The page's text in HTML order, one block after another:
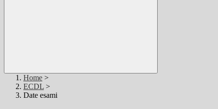
Home >
ECDL >
Date esami